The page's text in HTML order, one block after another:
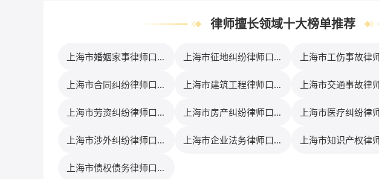
律师擅长领域十大榜单推荐
上海市婚姻家事律师口碑
上海市征地纠纷律师口碑
上海市工伤事故律
上海市合同纠纷律师口碑
上海市建筑工程律师口碑
上海市交通事故律
上海市劳资纠纷律师口碑
上海市房产纠纷律师口碑
上海市医疗纠纷律
上海市涉外纠纷律师口碑
上海市企业法务律师口碑
上海市知识产权律
上海市债权债务律师口碑